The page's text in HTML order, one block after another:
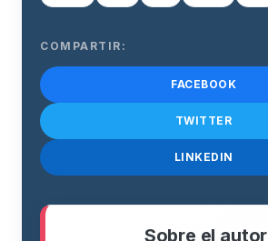
COMPARTIR:
FACEBOOK
TWITTER
LINKEDIN
Sobre el autor